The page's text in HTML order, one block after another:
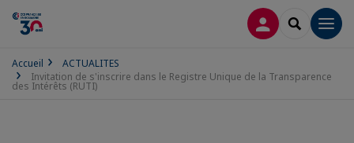
CONNEXION
Accueil
ACTUALITES
Invitation de s'inscrire dans le Registre Unique de la Transparence
des Intérêts (RUTI)